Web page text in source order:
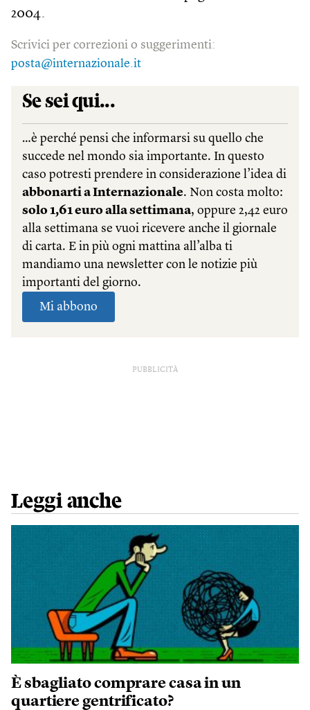
2004.
Scrivici per correzioni o suggerimenti:
posta@internazionale.it
PUBBLICITÀ
Leggi anche
È sbagliato comprare casa in un
quartiere gentrificato?